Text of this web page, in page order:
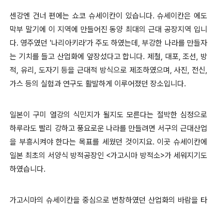
센강엔 건너 편에는 쇼코 슈세이칸이 있습니다. 슈세이칸은 에도
막부 말기에 이 지역에 만들어진 동양 최대의 근대 공장지역 입니
다. 영주였던 '나리아키라'가 주도 하였는데, 부강한 나라를 만들자
는 기치를 들고 산업화에 앞장섰다고 합니다. 제철, 대포, 조선, 방
적, 유리, 도자기 등을 근대적 방식으로 제조하였으며, 사진, 전신,
가스 등의 실험과 연구도 활발하게 이루어졌던 장소입니다.
일본이 구미 열강의 식민지가 될지도 모른다는 절박한 심정으로
하루라도 빨리 강하고 풍요로운 나라를 만들려면 서구의 근대산업
을 부흥시켜야 한다는 목표를 세웠던 것이지요. 이곳 슈세이칸에
일본 최초의 서양식 방적공장인 <가고시마 방적소>가 세워지기도
하였습니다.
가고시마의 슈세이칸을 중심으로 번창하였던 산업화의 바람을 타